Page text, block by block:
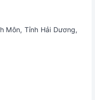
Môn, Tỉnh Hải Dương,